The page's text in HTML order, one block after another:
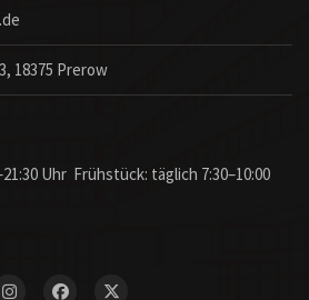
18375 Prerow
Uhr Frühstück: täglich 7:30–10:00